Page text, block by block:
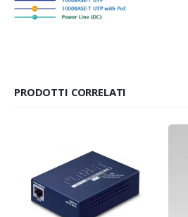
PRODOTTI CORRELATI